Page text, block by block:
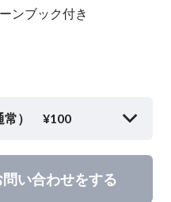
ブック付き
常） ¥100
い合わせをする